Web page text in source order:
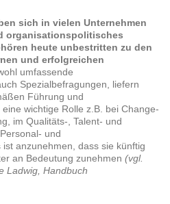
sich in vielen Unternehmen
organisationspolitisches
heute unbestritten zu den
und erfolgreichen
umfassende
Spezialbefragungen, liefern
Führung und
wichtige Rolle z.B. bei Change-
im Qualitäts-, Talent- und
und
anzunehmen, dass sie künftig
an Bedeutung zunehmen (vgl.
Ladwig, Handbuch